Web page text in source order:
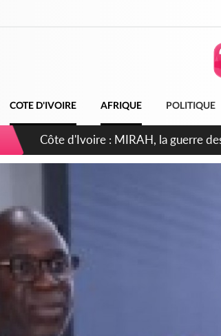
COTE D'IVOIRE AFRIQUE POLITIQUE
Côte d'Ivoire : Indépendance